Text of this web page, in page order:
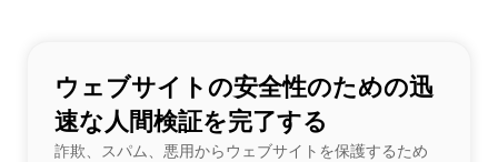
ウェブサイトの安全性のための迅
速な人間検証を完了する
詐欺、スパム、悪用からウェブサイトを保護するため